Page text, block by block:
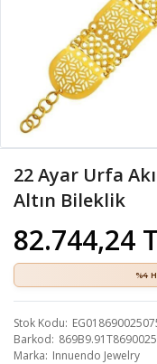
22 Ayar Urfa
Altın Bileklik
82.744,24
%4
Stok Kodu
Barkod
Marka Innuendo Jewelry